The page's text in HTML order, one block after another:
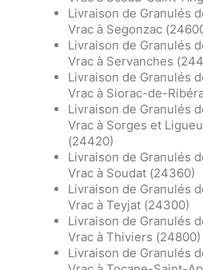
Livraison de Granulés
Vrac à Segonzac
Livraison de Granulés
Vrac à Servanches
Livraison de Granulés
Vrac à Siorac-de-
Livraison de Granulés
Vrac à Sorges et
(24420)
Livraison de Granulés
Vrac à Soudat (24360)
Livraison de Granulés
Vrac à Teyjat (24300)
Livraison de Granulés
Vrac à Thiviers (24800)
Livraison de Granulés